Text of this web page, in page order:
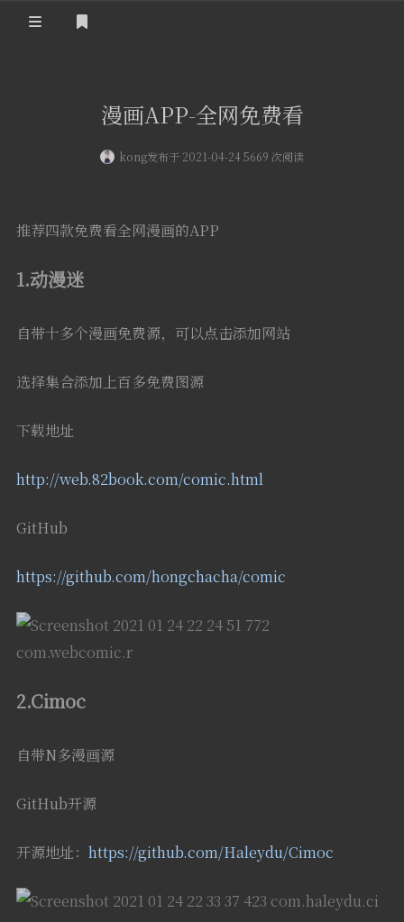
漫画APP-全网免费看
kong发布于 2021-04-24 5669 次阅读
推荐四款免费看全网漫画的APP
1.动漫迷
自带十多个漫画免费源，可以点击添加网站
选择集合添加上百多免费图源
下载地址
http://web.82book.com/comic.html
GitHub
https://github.com/hongchacha/comic
2.Cimoc
自带N多漫画源
GitHub开源
开源地址： https://github.com/Haleydu/Cimoc